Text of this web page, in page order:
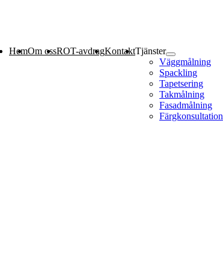
HemOm ossROT-avdragKontaktTjänster
Väggmålning
Spackling
Tapetsering
Takmålning
Fasadmålning
Färgkonsultation